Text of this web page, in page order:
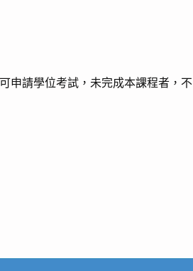
申請學位考試，未完成本課程者，不